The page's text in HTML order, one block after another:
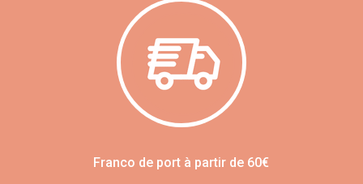
Franco de port à partir de 60€